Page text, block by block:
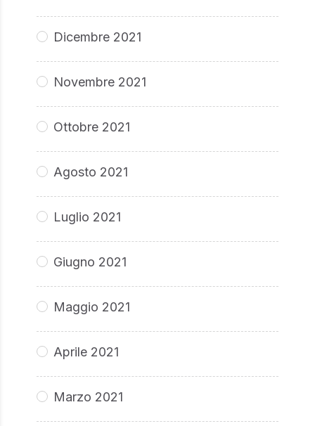
Dicembre 2021
Novembre 2021
Ottobre 2021
Agosto 2021
Luglio 2021
Giugno 2021
Maggio 2021
Aprile 2021
Marzo 2021